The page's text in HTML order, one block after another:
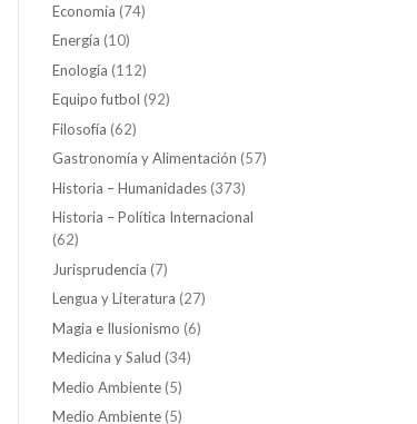
Economía (74)
Energía (10)
Enología (112)
Equipo futbol (92)
Filosofía (62)
Gastronomía y Alimentación (57)
Historia – Humanidades (373)
Historia – Política Internacional
(62)
Jurisprudencia (7)
Lengua y Literatura (27)
Magia e Ilusionismo (6)
Medicina y Salud (34)
Medio Ambiente (5)
Medio Ambiente (5)